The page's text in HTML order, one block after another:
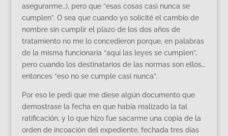
asegurarme…), pero que “esas cosas casi nunca se
cumplen”. O sea que cuando yo solicité el cambio de
nombre sin cumplir el plazo de los dos años de
tratamiento no me lo concedieron porque, en palabras
de la misma funcionaria “aquí las leyes se cumplen”,
pero cuando los destinatarios de las normas son ellos…
entonces “eso no se cumple casi nunca”.
Por eso le pedí que me diese algún documento que
demostrase la fecha en que había realizado la tal
ratificación, y lo que hizo fue sacarme una copia de la
orden de incoación del expediente, fechada tres días